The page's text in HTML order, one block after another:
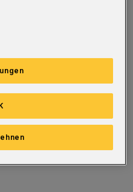
Gegen
und Timo Wess, die
werden mehr als 250
stehen
ein wenig unter
nutzen.